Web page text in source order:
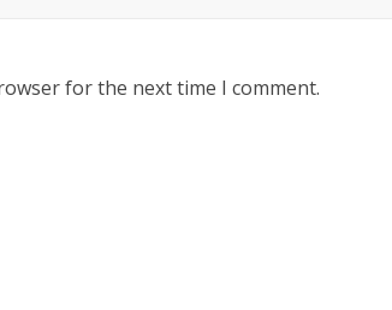
for the next time I comment.